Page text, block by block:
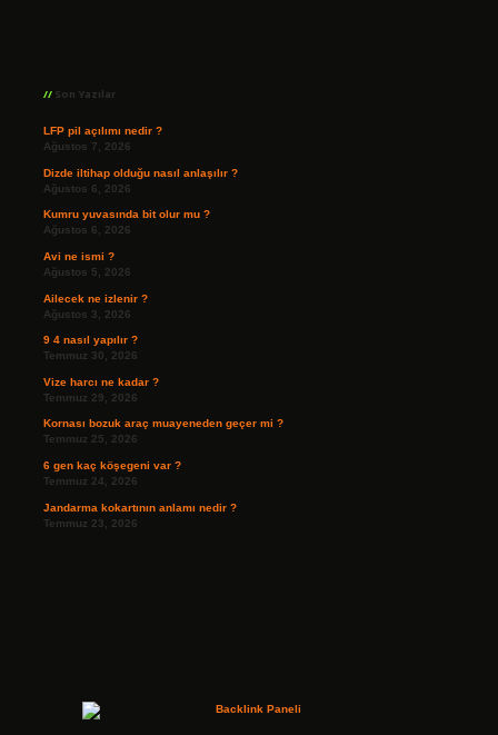
Son Yazılar
LFP pil açılımı nedir ?
Ağustos 7, 2026
Dizde iltihap olduğu nasıl anlaşılır ?
Ağustos 6, 2026
Kumru yuvasında bit olur mu ?
Ağustos 6, 2026
Avi ne ismi ?
Ağustos 5, 2026
Ailecek ne izlenir ?
Ağustos 3, 2026
9 4 nasıl yapılır ?
Temmuz 30, 2026
Vize harcı ne kadar ?
Temmuz 29, 2026
Kornası bozuk araç muayeneden geçer mi ?
Temmuz 25, 2026
6 gen kaç köşegeni var ?
Temmuz 24, 2026
Jandarma kokartının anlamı nedir ?
Temmuz 23, 2026